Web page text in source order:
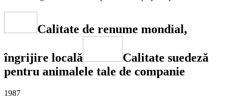
Calitate de renume mondial,
îngrijire locală
Calitate suedeză
pentru animalele tale de companie
1987